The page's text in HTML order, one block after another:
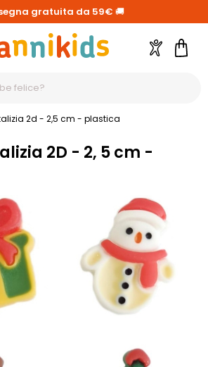
gratuita da 59€ 🚚
Account
2d - 2,5 cm - plastica
2D - 2, 5 cm -